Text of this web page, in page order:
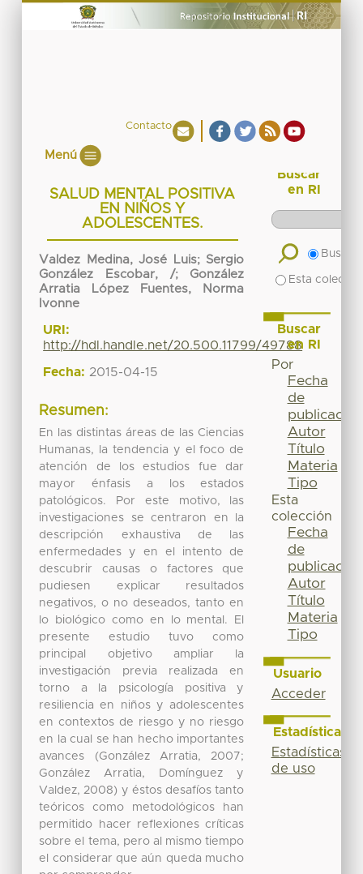
Contacto
Menú
SALUD MENTAL POSITIVA
EN NIÑOS Y
ADOLESCENTES.
Valdez Medina, José Luis; Sergio
González Escobar, /; González
Arratia López Fuentes, Norma
Ivonne
URI:
http://hdl.handle.net/20.500.11799/49788
Fecha: 2015-04-15
Resumen:
En las distintas áreas de las Ciencias
Humanas, la tendencia y el foco de
atención de los estudios fue dar
mayor énfasis a los estados
patológicos. Por este motivo, las
investigaciones se centraron en la
descripción exhaustiva de las
enfermedades y en el intento de
descubrir causas o factores que
pudiesen explicar resultados
negativos, o no deseados, tanto en
lo biológico como en lo mental. El
presente estudio tuvo como
principal objetivo ampliar la
investigación previa realizada en
torno a la psicología positiva y
resiliencia en niños y adolescentes
en contextos de riesgo y no riesgo
en la cual se han hecho importantes
avances (González Arratia, 2007;
González Arratia, Domínguez y
Valdez, 2008) y éstos desafíos tanto
teóricos como metodológicos han
permitido hacer reflexiones críticas
sobre el tema, pero al mismo tiempo
el considerar que aún queda mucho
Buscar
en RI
Buscar
Esta
Buscar
en RI
Por
Fecha
de
publicación
Autor
Título
Materia
Tipo
Esta
colección
Fecha
de
publicación
Autor
Título
Materia
Tipo
Usuario
Acceder
Estadísticas
Estadísticas
de uso